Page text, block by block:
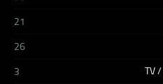
21
26
3